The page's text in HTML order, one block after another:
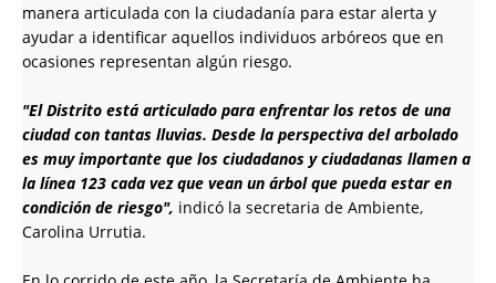
manera articulada con la ciudadanía para estar alerta y
ayudar a identificar aquellos individuos arbóreos que en
ocasiones representan algún riesgo.
"El Distrito está articulado para enfrentar los retos de una
ciudad con tantas lluvias. Desde la perspectiva del arbolado
es muy importante que los ciudadanos y ciudadanas llamen a
la línea 123 cada vez que vean un árbol que pueda estar en
condición de riesgo", indicó la secretaria de Ambiente,
Carolina Urrutia.